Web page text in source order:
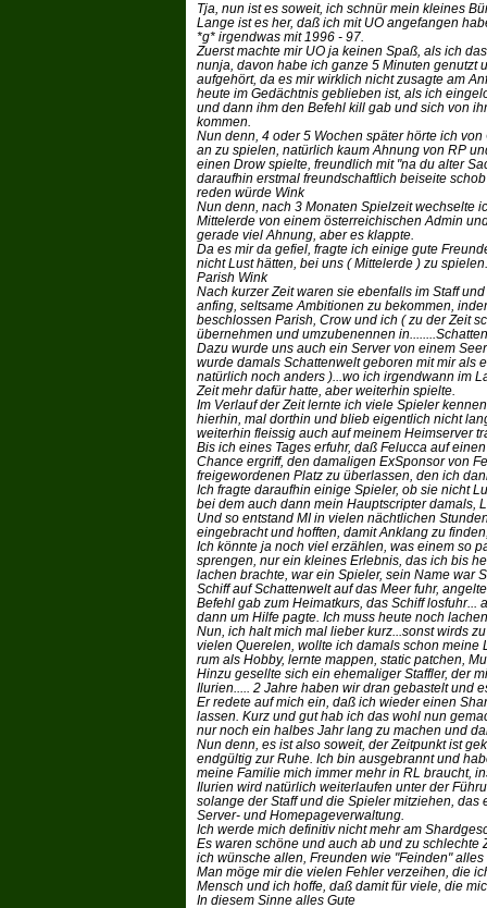
Tja, nun ist es soweit, ich schnür mein kleines
Lange ist es her, daß ich mit UO angefangen
*g* irgendwas mit 1996 - 97.
Zuerst machte mir UO ja keinen Spaß, als ich
nunja, davon habe ich ganze 5 Minuten genutzt
aufgehört, da es mir wirklich nicht zusagte am
heute im Gedächtnis geblieben ist, als ich
und dann ihm den Befehl kill gab und sich von
kommen.
Nun denn, 4 oder 5 Wochen später hörte ich
an zu spielen, natürlich kaum Ahnung von RP
einen Drow spielte, freundlich mit "na du alter
daraufhin erstmal freundschaftlich beiseite
reden würde Wink
Nun denn, nach 3 Monaten Spielzeit wechselte
Mittelerde von einem österreichischen Admin
gerade viel Ahnung, aber es klappte.
Da es mir da gefiel, fragte ich einige gute
nicht Lust hätten, bei uns ( Mittelerde ) zu
Parish Wink
Nach kurzer Zeit waren sie ebenfalls im Staff
anfing, seltsame Ambitionen zu bekommen,
beschlossen Parish, Crow und ich ( zu der Zeit
übernehmen und umzubenennen
Dazu wurde uns auch ein Server von einem
wurde damals Schattenwelt geboren mit mir als
natürlich noch anders )...wo ich irgendwann im
Zeit mehr dafür hatte, aber weiterhin spielte.
Im Verlauf der Zeit lernte ich viele Spieler
hierhin, mal dorthin und blieb eigentlich nicht
weiterhin fleissig auch auf meinem Heimserver
Bis ich eines Tages erfuhr, daß Felucca auf
Chance ergriff, den damaligen ExSponsor von
freigewordenen Platz zu überlassen, den ich
Ich fragte daraufhin einige Spieler, ob sie nicht
bei dem auch dann mein Hauptscripter damals,
Und so entstand MI in vielen nächtlichen
eingebracht und hofften, damit Anklang zu
Ich könnte ja noch viel erzählen, was einem so
sprengen, nur ein kleines Erlebnis, das ich bis
lachen brachte, war ein Spieler, sein Name war
Schiff auf Schattenwelt auf das Meer fuhr,
Befehl gab zum Heimatkurs, das Schiff
dann um Hilfe pagte. Ich muss heute noch
Nun, ich halt mich mal lieber kurz...sonst wirds
vielen Querelen, wollte ich damals schon meine
rum als Hobby, lernte mappen, static patchen,
Hinzu gesellte sich ein ehemaliger Staffler, der
Ilurien..... 2 Jahre haben wir dran gebastelt und
Er redete auf mich ein, daß ich wieder einen
lassen. Kurz und gut hab ich das wohl nun
nur noch ein halbes Jahr lang zu machen und
Nun denn, es ist also soweit, der Zeitpunkt ist
endgültig zur Ruhe. Ich bin ausgebrannt und
meine Familie mich immer mehr in RL braucht,
Ilurien wird natürlich weiterlaufen unter der
solange der Staff und die Spieler mitziehen,
Server- und Homepageverwaltung.
Ich werde mich definitiv nicht mehr am
Es waren schöne und auch ab und zu
ich wünsche allen, Freunden wie "Feinden"
Man möge mir die vielen Fehler verzeihen, die
Mensch und ich hoffe, daß damit für viele, die
In diesem Sinne alles Gute